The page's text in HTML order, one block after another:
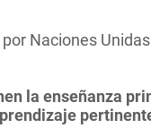
Naciones
la enseñanza